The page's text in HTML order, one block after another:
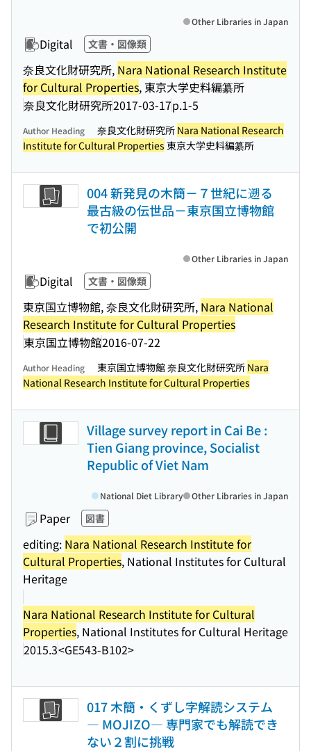
Digital 文書・図像類
奈良文化財研究所, Nara National Research Institute
for Cultural Properties, 東京大学史料編纂所
奈良文化財研究所2017-03-17p.1-5
Other Libraries in Japan
Author Heading 奈良文化財研究所 Nara National Research
Institute for Cultural Properties 東京大学史料編纂所
004 新発見の木簡－７世紀に遡る
最古級の伝世品－東京国立博物館
で初公開
Digital 文書・図像類
東京国立博物館, 奈良文化財研究所, Nara National
Research Institute for Cultural Properties
東京国立博物館2016-07-22
Other Libraries in Japan
Author Heading 東京国立博物館 奈良文化財研究所 Nara
National Research Institute for Cultural Properties
Village survey report in Cai Be :
Tien Giang province, Socialist
Republic of Viet Nam
Paper 図書
editing: Nara National Research Institute for
Cultural Properties, National Institutes for Cultural
Heritage
Nara National Research Institute for Cultural
Properties, National Institutes for Cultural Heritage
2015.3<GE543-B102>
National Diet Library Other Libraries in Japan
017 木簡・くずし字解読システム
― MOJIZO― 専門家でも解読でき
ない２割に挑戦